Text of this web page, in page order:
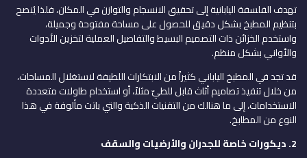
تهدف الفلسفة اليابانية إلى تحقيق الانسجام والتوازن في المكان، فلذا يُنصح
بتنظيم المطبخ بشكل دقيق للحصول على مساحة مفتوحة وجميلة،
واستخدم الخزائن ذات التصميم البسيط والتفاصيل العملية لتخزين الأدوات
والأواني بشكل منظم.
قد تجد في المطبخ الياباني كثيراً من الابتكارات اللطيفة لاستغلال المساحات،
من خلال تنفيذ تصاميم أثاث قابل للطيّ مثلاً، أو استخدام طاولات متعددة
الاستخدامات، إلى ما هنالك من التقنيات الذكية والتي باتت مألوفة في هذا
النوع من المطابخ.
2. ديكورات خاصة للجدران والأرضيات والسقف